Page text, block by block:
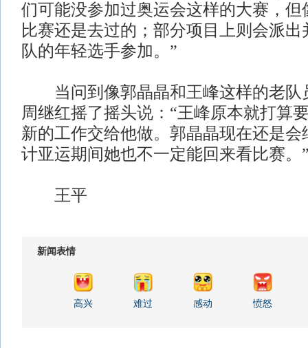
们可能没参加过奥运会这样的大赛，但
比赛还是去过的；部分项目上则会派
队的年轻选手参加。”
当问到像郭晶晶和王峰这样的老队
周继红摇了摇头说：“王峰原本就打算
新的工作交给他做。郭晶晶现在还是会
计亚运期间她也不一定能回来看比赛。
王平
新闻表情
高兴 难过 感动 愤怒